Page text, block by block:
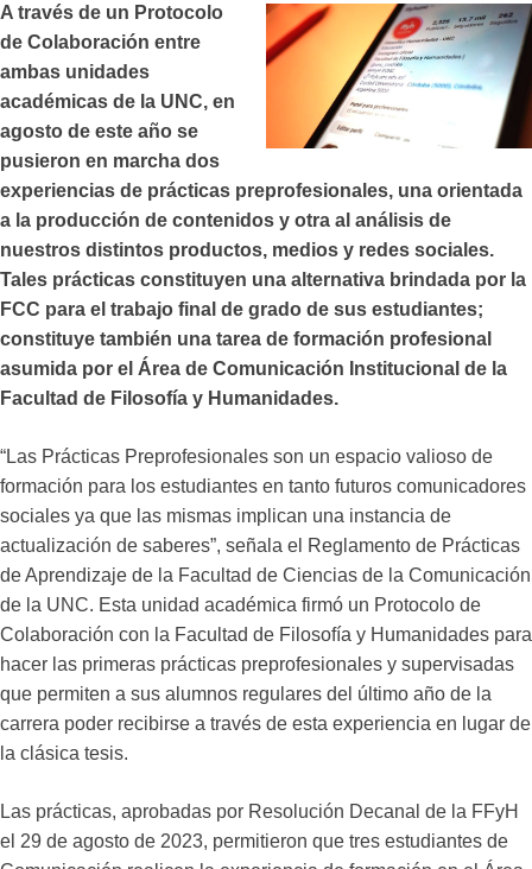
A través de un Protocolo
de Colaboración entre
ambas unidades
académicas de la UNC, en
agosto de este año se
pusieron en marcha dos
experiencias de prácticas preprofesionales, una orientada
a la producción de contenidos y otra al análisis de
nuestros distintos productos, medios y redes sociales.
Tales prácticas constituyen una alternativa brindada por la
FCC para el trabajo final de grado de sus estudiantes;
constituye también una tarea de formación profesional
asumida por el Área de Comunicación Institucional de la
Facultad de Filosofía y Humanidades.
“Las Prácticas Preprofesionales son un espacio valioso de
formación para los estudiantes en tanto futuros comunicadores
sociales ya que las mismas implican una instancia de
actualización de saberes”, señala el Reglamento de Prácticas
de Aprendizaje de la Facultad de Ciencias de la Comunicación
de la UNC. Esta unidad académica firmó un Protocolo de
Colaboración con la Facultad de Filosofía y Humanidades para
hacer las primeras prácticas preprofesionales y supervisadas
que permiten a sus alumnos regulares del último año de la
carrera poder recibirse a través de esta experiencia en lugar de
la clásica tesis.
Las prácticas, aprobadas por Resolución Decanal de la FFyH
el 29 de agosto de 2023, permitieron que tres estudiantes de